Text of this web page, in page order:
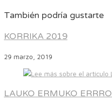
También podría gustarte
KORRIKA 2019
29 marzo, 2019
LAUKO ERMUKO